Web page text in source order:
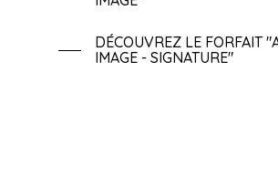
DÉCOUVREZ LE FORFAIT
IMAGE - SIGNATURE"